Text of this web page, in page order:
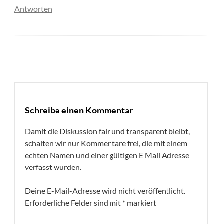
Antworten
Schreibe einen Kommentar
Damit die Diskussion fair und transparent bleibt,
schalten wir nur Kommentare frei, die mit einem
echten Namen und einer gültigen E Mail Adresse
verfasst wurden.
Deine E-Mail-Adresse wird nicht veröffentlicht.
Erforderliche Felder sind mit * markiert